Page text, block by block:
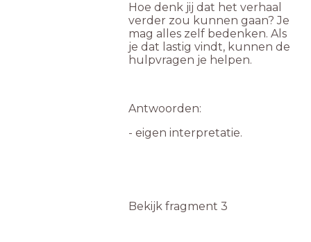
Hoe denk jij dat het verhaal
verder zou kunnen gaan? Je
mag alles zelf bedenken. Als
je dat lastig vindt, kunnen de
hulpvragen je helpen.
Antwoorden:
- eigen interpretatie.
Bekijk fragment 3